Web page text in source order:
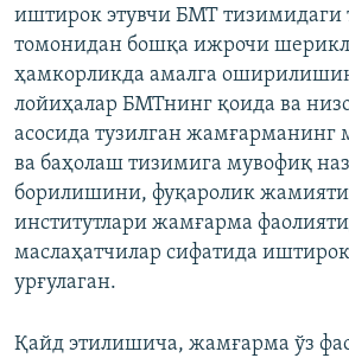
иштирок этувчи БМТ тизимидаги
томонидан бошқа ижрочи
ҳамкорликда амалга
лойиҳалар БМТнинг қоида ва
асосида тузилган жамғарманинг
ва баҳолаш тизимига мувофиқ
борилишини, фуқаролик жамияти
институтлари жамғарма
маслаҳатчилар сифатида
урғулаган.
Қайд этилишича, жамғарма ўз